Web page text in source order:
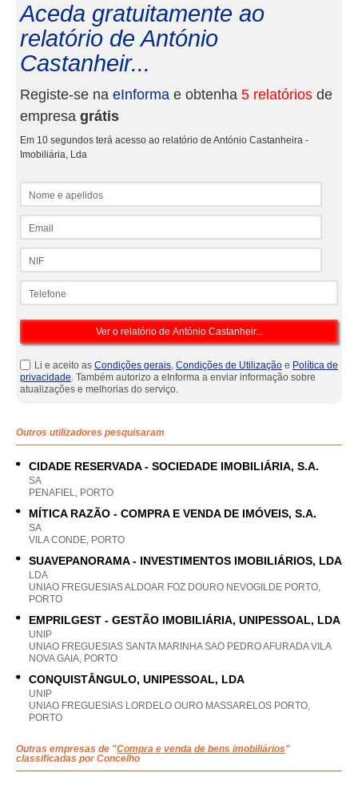
Aceda gratuitamente ao
relatório de António
Castanheir...
Registe-se na eInforma e obtenha 5 relatórios de
empresa grátis
Em 10 segundos terá acesso ao relatório de António Castanheira -
Imobiliária, Lda
Li e aceito as Condições gerais, Condições de Utilização e Política de
privacidade. Também autorizo a eInforma a enviar informação sobre
atualizações e melhorias do serviço.
Outros utilizadores pesquisaram
CIDADE RESERVADA - SOCIEDADE IMOBILIÁRIA, S.A.
SA
PENAFIEL, PORTO
MÍTICA RAZÃO - COMPRA E VENDA DE IMÓVEIS, S.A.
SA
VILA CONDE, PORTO
SUAVEPANORAMA - INVESTIMENTOS IMOBILIÁRIOS, LDA
LDA
UNIAO FREGUESIAS ALDOAR FOZ DOURO NEVOGILDE PORTO,
PORTO
EMPRILGEST - GESTÃO IMOBILIÁRIA, UNIPESSOAL, LDA
UNIP
UNIAO FREGUESIAS SANTA MARINHA SAO PEDRO AFURADA VILA
NOVA GAIA, PORTO
CONQUISTÂNGULO, UNIPESSOAL, LDA
UNIP
UNIAO FREGUESIAS LORDELO OURO MASSARELOS PORTO,
PORTO
Outras empresas de "Compra e venda de bens imobiliários"
classificadas por Concelho